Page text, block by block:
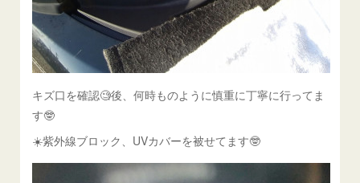
キズ口を確認🧐後、何時ものように慎重に丁寧に行ってま
す🤓
☀️紫外線ブロック、UVカバーを被せてます🤓